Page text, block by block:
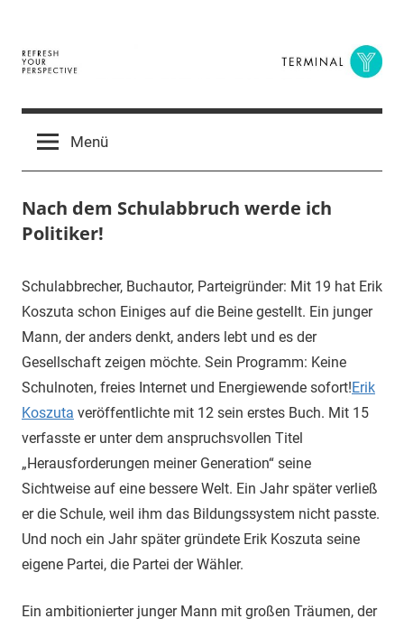
springen
Terminal
Y
Digital
BusinessMenü
Nach dem Schulabbruch werde ich
Politiker!
20.
April
2016
terminal-
y
Urbi
et
orbi
Schulabbrecher, Buchautor, Parteigründer: Mit 19 hat Erik
Koszuta schon Einiges auf die Beine gestellt. Ein junger
Mann, der anders denkt, anders lebt und es der
Gesellschaft zeigen möchte. Sein Programm: Keine
Schulnoten, freies Internet und Energiewende sofort!Erik
Koszuta veröffentlichte mit 12 sein erstes Buch. Mit 15
verfasste er unter dem anspruchsvollen Titel
„Herausforderungen meiner Generation“ seine
Sichtweise auf eine bessere Welt. Ein Jahr später verließ
er die Schule, weil ihm das Bildungssystem nicht passte.
Und noch ein Jahr später gründete Erik Koszuta seine
eigene Partei, die Partei der Wähler.
Ein ambitionierter junger Mann mit großen Träumen, der